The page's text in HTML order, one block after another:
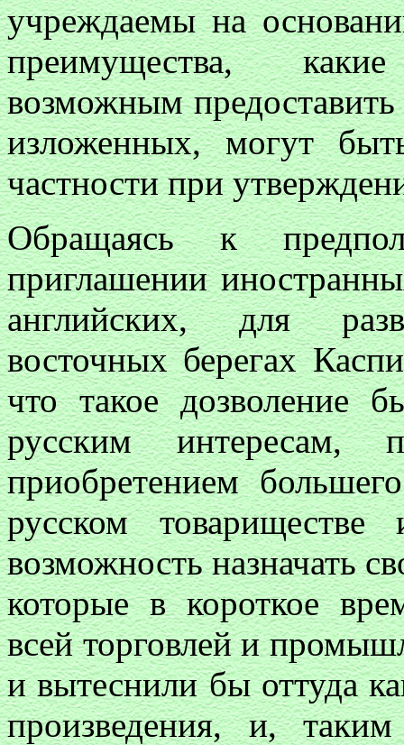
учреждаемы на
преимущества,
возможным
изложенных, могут
частности при
Обращаясь к
приглашении
английских, для
восточных берегах
что такое дозволение
русским интересам,
приобретением
русском
возможность назначать
которые в короткое
всей торговлей и
и вытеснили бы оттуда
произведения, и,